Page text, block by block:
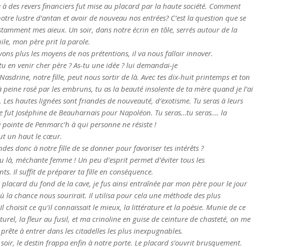
des revers financiers fut mise au placard par la haute société. Comment
lustre d’antan et avoir de nouveau nos entrées? C’est la question que se
mes aïeux. Un soir, dans notre écrin en tôle, serrés autour de la
mon père prit la parole.
plus les moyens de nos prétentions, il va nous falloir innover.
en venir cher père ? As-tu une idée ? lui demandai-je
notre fille, peut nous sortir de là. Avec tes dix-huit printemps et ton
rosé par les embruns, tu as la beauté insolente de ta mère quand je l’ai
hautes lignées sont friandes de nouveauté, d’exotisme. Tu seras à leurs
fut Joséphine de Beauharnais pour Napoléon. Tu seras…tu seras…. la
de Penmarc’h à qui personne ne résiste !
un haut le cœur.
donc à notre fille de se donner pour favoriser tes intérêts ?
là, méchante femme ! Un peu d’esprit permet d’éviter tous les
Il suffit de préparer ta fille en conséquence.
placard du fond de la cave, je fus ainsi entraînée par mon père pour le jour
la chance nous sourirait. Il utilisa pour cela une méthode des plus
choisit ce qu’il connaissait le mieux, la littérature et la poésie. Munie de ce
la fleur au fusil, et ma crinoline en guise de ceinture de chasteté, on me
à entrer dans les citadelles les plus inexpugnables.
le destin frappa enfin à notre porte. Le placard s’ouvrit brusquement.